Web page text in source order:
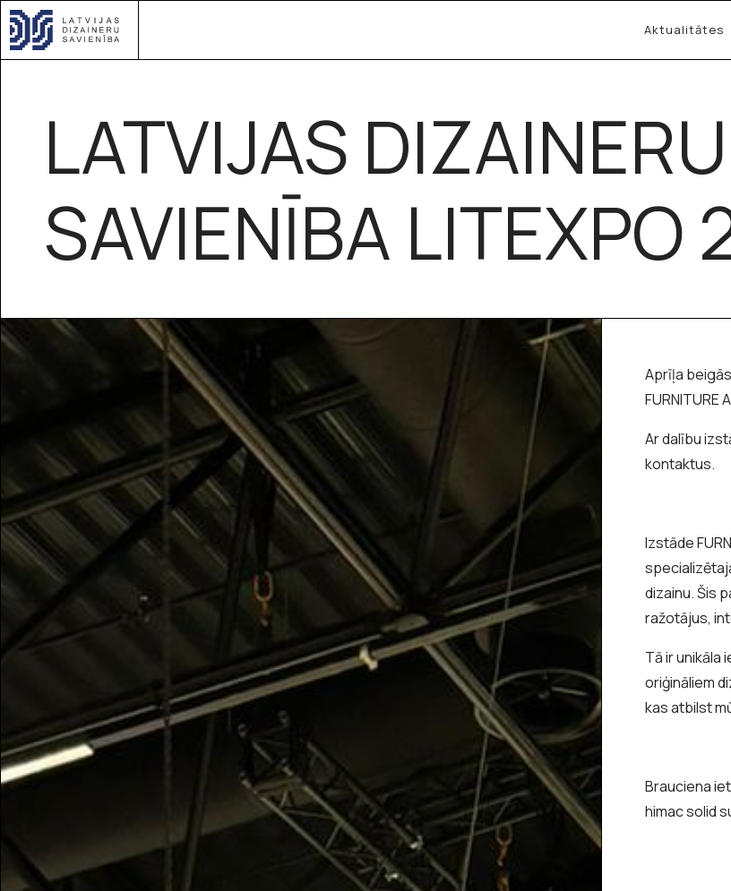
Aktualitātes
LATVIJAS DIZAINERU
SAVIENĪBA LITEXPO
Aprīļa
FURNITURE
Ar dalību
kontaktus.
Izstāde
dizainu. Šis
ražotājus,
Tā ir unikāla
oriģināliem
kas atbilst
Brauciena
himac solid